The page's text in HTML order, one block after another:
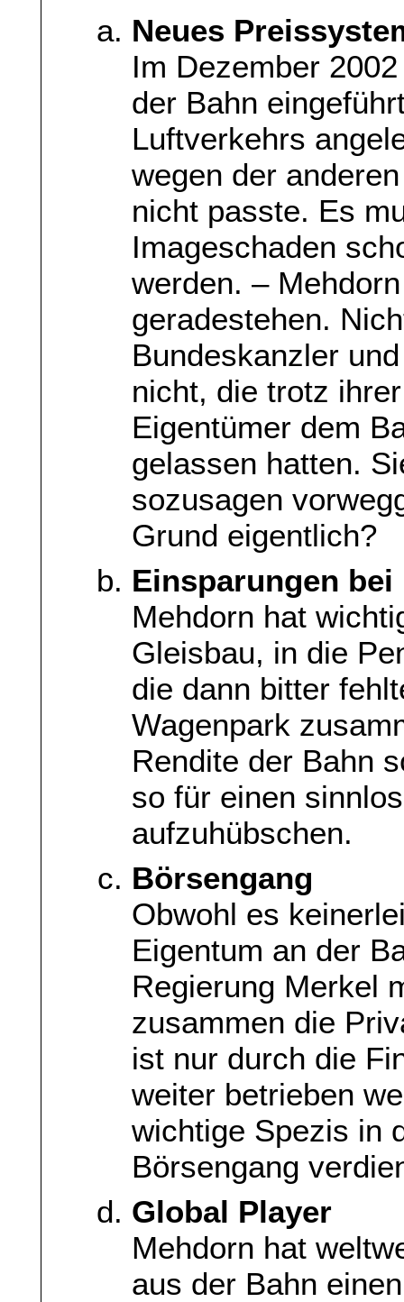
Neues
Im Dezember
der Bahn
Luftverkehrs
wegen der
nicht passte. Es
Imageschaden
werden. –
geradestehen.
Bundeskanzler
nicht, die trotz
Eigentümer dem
gelassen hatten.
sozusagen
Grund eigentlich?
Einsparungen
Mehdorn hat
Gleisbau, in die
die dann bitter
Wagenpark
Rendite der Bahn
so für einen
aufzuhübschen.
Börsengang
Obwohl es
Eigentum an der
Regierung Merkel
zusammen die
ist nur durch die
weiter betrieben
wichtige Spezis in
Börsengang
Global Player
Mehdorn hat
aus der Bahn